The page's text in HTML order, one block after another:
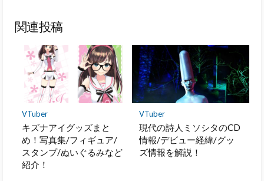
ク
マ
ク
に
保
関連投稿
VTuber
キズナアイグッズまと
め！写真集/フィギュア/
スタンプ/ぬいぐるみなど
紹介！
VTuber
現代の詩人ミソシタのCD
情報/デビュー経緯/グッ
ズ情報を解説！